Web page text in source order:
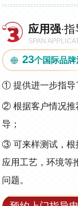
应用强·
SPAN
23个国际品
① 提供进一步指导
② 根据客户情况
导；
③ 可来样测试，
应用工艺，环境等
问题。